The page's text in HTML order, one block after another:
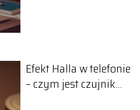
Efekt Halla w telefonie
– czym jest czujnik